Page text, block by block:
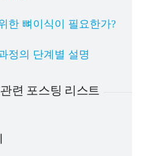
한 뼈이식이 필요한가?
정의 단계별 설명
련 포스팅 리스트